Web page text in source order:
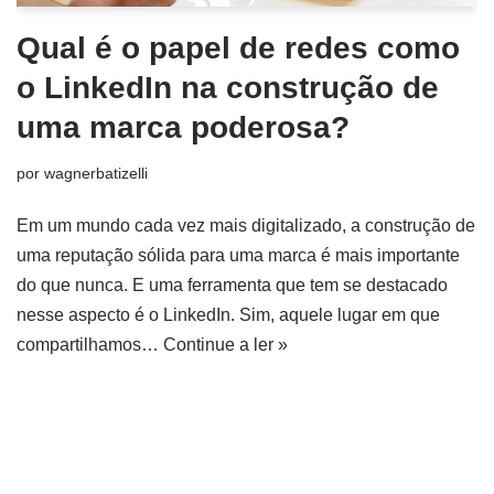
Qual é o papel de redes como
o LinkedIn na construção de
uma marca poderosa?
por wagnerbatizelli
Em um mundo cada vez mais digitalizado, a construção de
uma reputação sólida para uma marca é mais importante
do que nunca. E uma ferramenta que tem se destacado
nesse aspecto é o LinkedIn. Sim, aquele lugar em que
compartilhamos… Continue a ler »